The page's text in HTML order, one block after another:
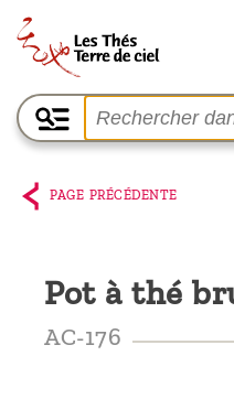
Accueil
La
boutique
Parmi les
producteurs,
PAGE PRÉCÉDENTE
Pot à thé
AC-176